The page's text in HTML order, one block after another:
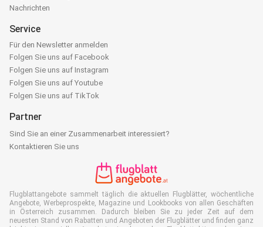
Nachrichten
Service
Für den Newsletter anmelden
Folgen Sie uns auf Facebook
Folgen Sie uns auf Instagram
Folgen Sie uns auf Youtube
Folgen Sie uns auf TikTok
Partner
Sind Sie an einer Zusammenarbeit interessiert?
Kontaktieren Sie uns
Flugblattangebote sammelt täglich die aktuellen Flugblätter, wöchentliche
Angebote, Werbeprospekte, Magazine und Lookbooks von allen Geschäften
in Österreich zusammen. Dadurch bleiben Sie zu jeder Zeit auf dem
neuesten Stand von Rabatten und Angeboten der Flugblätter und finden ganz